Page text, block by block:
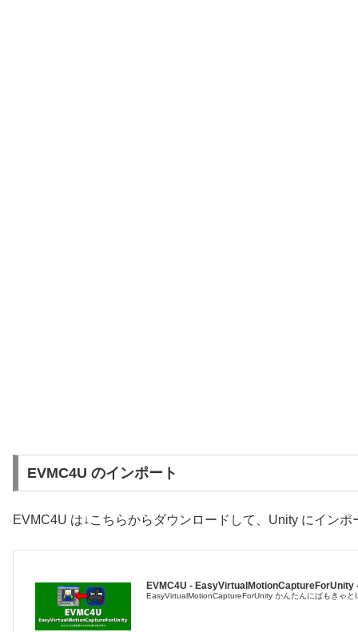
EVMC4U のインポート
EVMC4U は↓こちらからダウンロードして、Unity にインポ
EVMC4U - EasyVirtualMotionCaptureForUnity
EasyVirtualMotionCaptureForUnity かんたんにばもきゃ